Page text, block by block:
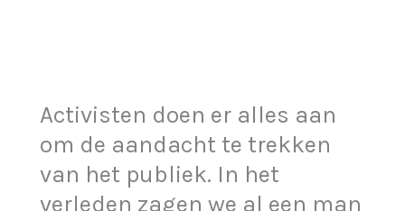
Activisten doen er alles aan
om de aandacht te trekken
van het publiek. In het
verleden zagen we al een man